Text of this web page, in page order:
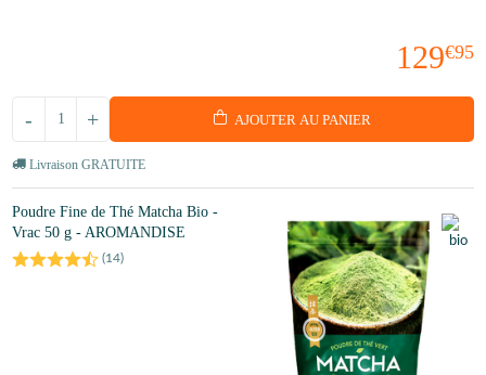
129€95
+
- AJOUTER AU PANIER
Livraison GRATUITE
Poudre Fine de Thé Matcha Bio -
Vrac 50 g - AROMANDISE
(14)